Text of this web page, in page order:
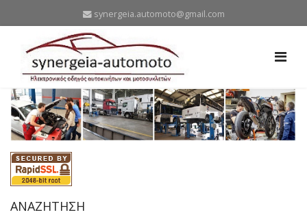
synergeia.automoto@gmail.com
ΑΝΑΖΗΤΗΣΗ